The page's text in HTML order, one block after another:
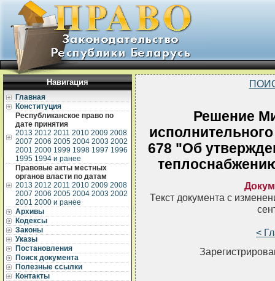
Навигация
Главная
Конституция
Республиканское право по
дате принятия
2013 2012 2011 2010 2009 2008
2007 2006 2005 2004 2003 2002
2001 2000 1999 1998 1997 1996
1995 1994 и ранее
Правовые акты местных
органов власти по датам
2013 2012 2011 2010 2009 2008
2007 2006 2005 2004 2003 2002
2001 2000 и ранее
Архивы
Кодексы
Законы
Указы
Постановления
Поиск документа
Полезные ссылки
Контакты
Решение
678 "Об
Текст документа с
<